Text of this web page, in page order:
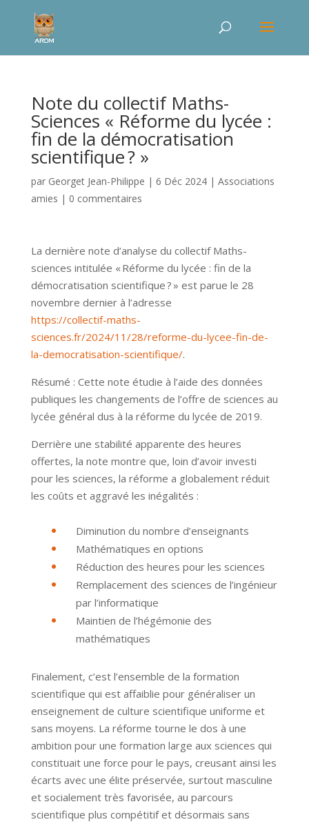
Note du collectif Maths-
Sciences « Réforme du lycée :
fin de la démocratisation
scientifique ? »
par Georget Jean-Philippe | 6 Déc 2024| Associations
amies | 0 commentaires
La dernière note d’analyse du collectif Maths-
sciences intitulée « Réforme du lycée : fin de la
démocratisation scientifique ? » est parue le 28
novembre dernier à l’adresse
https://collectif-maths-
sciences.fr/2024/11/28/reforme-du-lycee-fin-de-
la-democratisation-scientifique/.
Résumé : Cette note étudie à l’aide des données
publiques les changements de l’offre de sciences au
lycée général dus à la réforme du lycée de 2019.
Derrière une stabilité apparente des heures
offertes, la note montre que, loin d’avoir investi
pour les sciences, la réforme a globalement réduit
les coûts et aggravé les inégalités :
Diminution du nombre d’enseignants
Mathématiques en options
Réduction des heures pour les sciences
Remplacement des sciences de l’ingénieur
par l’informatique
Maintien de l’hégémonie des
mathématiques
Finalement, c’est l’ensemble de la formation
scientifique qui est affaiblie pour généraliser un
enseignement de culture scientifique uniforme et
sans moyens. La réforme tourne le dos à une
ambition pour une formation large aux sciences qui
constituait une force pour le pays, creusant ainsi les
écarts avec une élite préservée, surtout masculine
et socialement très favorisée, au parcours
scientifique plus compétitif et désormais sans